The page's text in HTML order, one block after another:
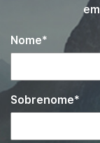
Nome
Sobrenome